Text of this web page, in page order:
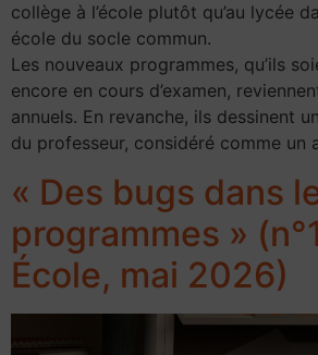
collège à l’école plutôt qu’au lycée
école du socle commun.
Les nouveaux programmes, qu’ils
encore en cours d’examen,
annuels. En revanche, ils dessinent
du professeur, considéré comme un
« Des bugs dans
programmes »
École, mai 2026)